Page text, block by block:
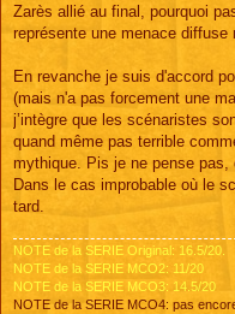
Zarès allié au final, pourquoi
représente une menace
En revanche je suis d'accord
(mais n'a pas forcement une
j’intègre que les scénaristes
quand même pas terrible
mythique. Pis je ne pense pas,
Dans le cas improbable où le
tard.
NOTE de la SERIE Original: 16.5/20.
NOTE de la SERIE MCO2: 11/20
NOTE de la SERIE MCO3: 14.5/20
NOTE de la SERIE MCO4: pas